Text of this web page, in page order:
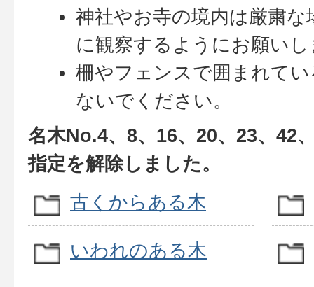
神社やお寺の境内は厳粛
に観察するようにお願い
柵やフェンスで囲まれて
ないでください。
名木No.4、8、16、20、23、42
指定を解除しました。
古くからある木
いわれのある木